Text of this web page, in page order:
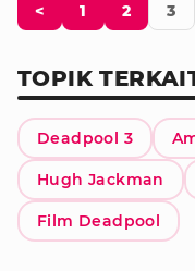
< 1 2 3
TOPIK
Deadpool 3
Hugh Jackman
Film Deadpool